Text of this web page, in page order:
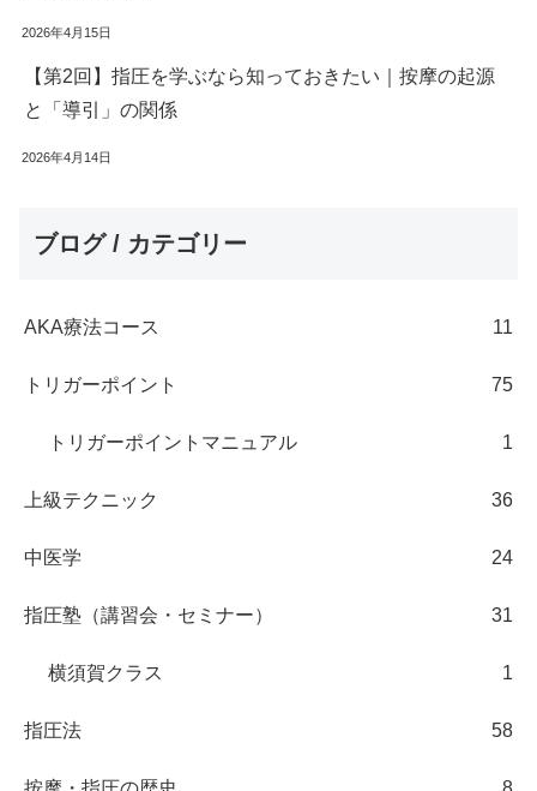
2026年4月15日
【第2回】指圧を学ぶなら知っておきたい｜按摩の起源
と「導引」の関係
2026年4月14日
ブログ / カテゴリー
AKA療法コース 11
トリガーポイント 75
トリガーポイントマニュアル 1
上級テクニック 36
中医学 24
指圧塾（講習会・セミナー） 31
横須賀クラス 1
指圧法 58